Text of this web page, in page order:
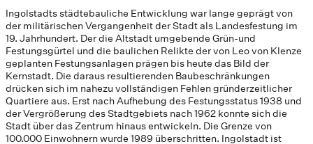
Ingolstadts städtebauliche Entwicklung war lange geprägt von
der militärischen Vergangenheit der Stadt als Landesfestung im
19. Jahrhundert. Der die Altstadt umgebende Grün-und
Festungsgürtel und die baulichen Relikte der von Leo von Klenze
geplanten Festungsanlagen prägen bis heute das Bild der
Kernstadt. Die daraus resultierenden Baubeschränkungen
drücken sich im nahezu vollständigen Fehlen gründerzeitlicher
Quartiere aus. Erst nach Aufhebung des Festungsstatus 1938 und
der Vergrößerung des Stadtgebiets nach 1962 konnte sich die
Stadt über das Zentrum hinaus entwickeln. Die Grenze von
100.000 Einwohnern wurde 1989 überschritten. Ingolstadt ist